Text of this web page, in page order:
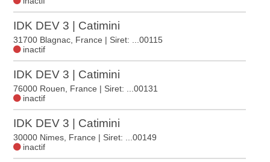
IDK DEV 3 | Catimini
31700 Blagnac, France | Siret: ...00115
inactif
IDK DEV 3 | Catimini
76000 Rouen, France | Siret: ...00131
inactif
IDK DEV 3 | Catimini
30000 Nimes, France | Siret: ...00149
inactif